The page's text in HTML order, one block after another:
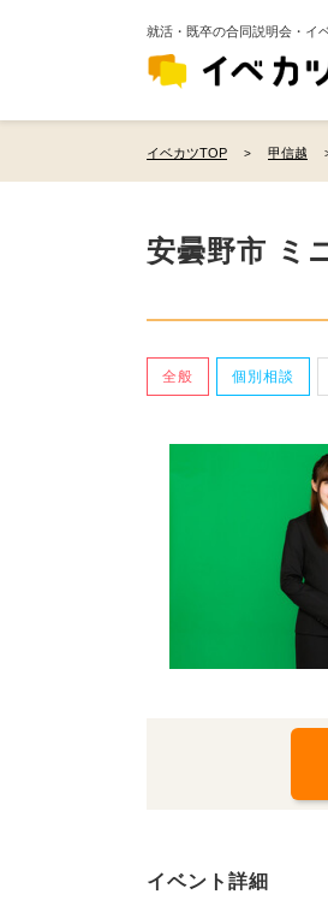
就活・既卒の合同説明会・イ
イベカツTOP 甲信越
安曇野市 ミ
全般 個別相談
イベント詳細